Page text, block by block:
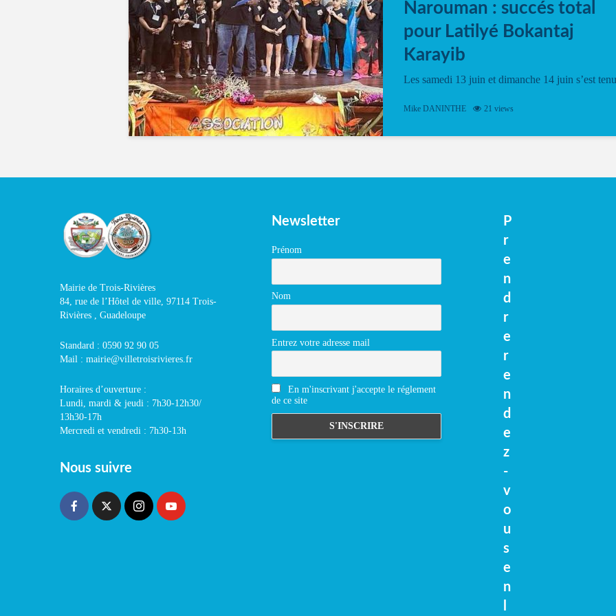
Narouman : succés total
pour Latilyé Bokantaj
Karayib
Les samedi 13 juin et dimanche 14 juin s’est tenu
vibrant à Pierrot Narouman, organisé par
spectacle de fin d’année, présenté à la salle...
Mike DANINTHE 21 views
Mairie de Trois-Rivières
84, rue de l’Hôtel de ville, 97114 Trois-
Rivières , Guadeloupe
Standard : 0590 92 90 05
Mail : mairie@villetroisrivieres.fr
Horaires d’ouverture :
Lundi, mardi & jeudi : 7h30-12h30/
13h30-17h
Mercredi et vendredi : 7h30-13h
Nous suivre
Newsletter
Prénom
Nom
Entrez votre adresse mail
En m'inscrivant j'accepte le réglement
de ce site
P
r
e
n
d
r
e
r
e
n
d
e
z
-
v
o
u
s
e
n